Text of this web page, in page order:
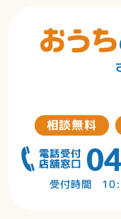
相談無料
受付時間